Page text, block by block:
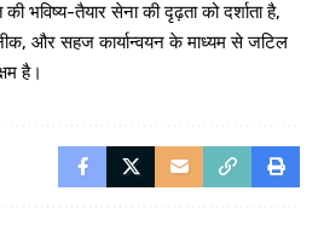
भविष्य-तैयार सेना की दृढ़ता को दर्शाता है,
और सहज कार्यान्वयन के माध्यम से जटिल
है।